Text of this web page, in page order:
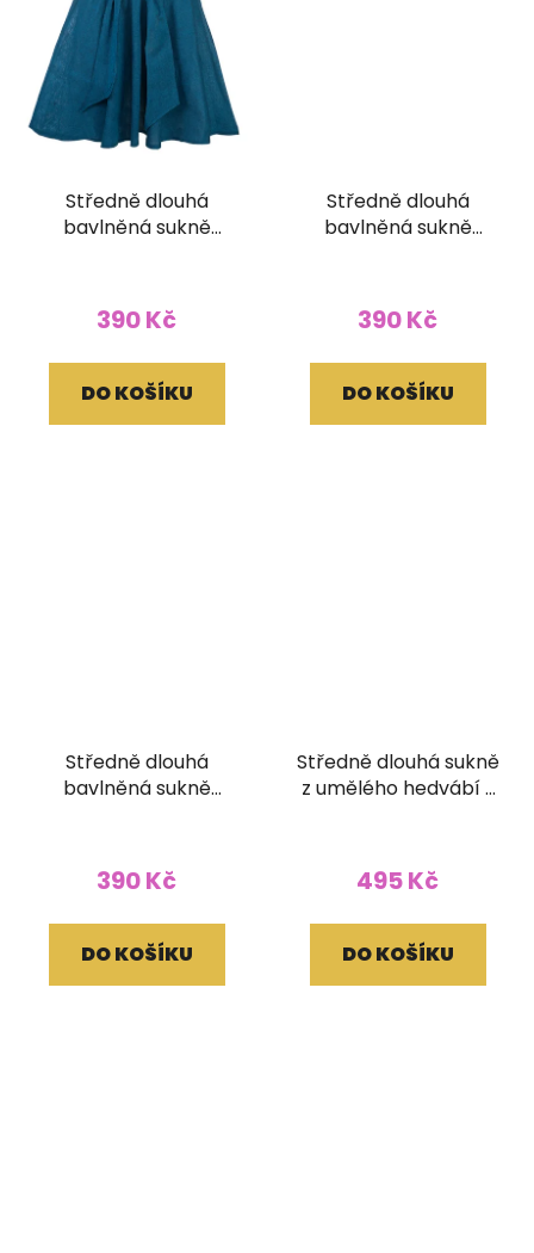
Středně dlouhá
bavlněná sukně
390 Kč
DO KOŠÍKU
Středně dlouhá
bavlněná sukně
390 Kč
DO KOŠÍKU
Středně dlouhá
bavlněná sukně
390 Kč
DO KOŠÍKU
Středně dlouhá sukně
z umělého hedvábí s
495 Kč
DO KOŠÍKU